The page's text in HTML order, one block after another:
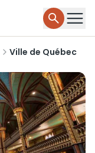
Ville de Québec